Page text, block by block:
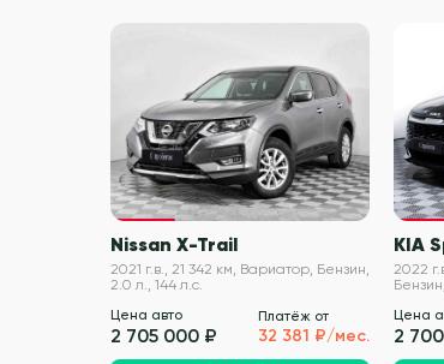
VIN проверен
Nissan X-Trail
2021 г.в., 21 342 км, Вариатор, Бензин,
2.0 л., 144 л.с.
Цена авто
2 705 000 ₽
Платёж от
32 381 ₽/мес.
KIA
2022
Цена
2